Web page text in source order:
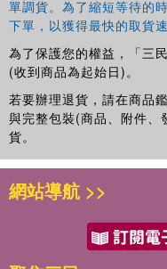
單調貨。為了縮短等待的
下單，以獲得最快的取貨
為了保護您的權益，「三
(收到商品為起始日)。
若要辦理退貨，請在商品
與完整包裝(商品、附件、
貨。
網站導航 >>